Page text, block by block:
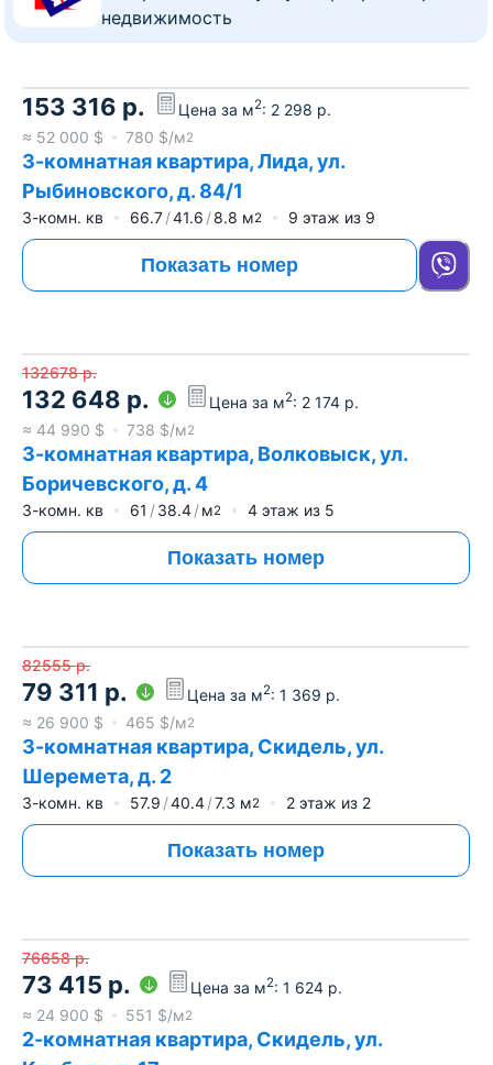
153 316 р. Цена за м2: 2 298 р.
≈ 52 000 $ 780 $/м2
3-комнатная квартира, Лида, ул.
Рыбиновского, д. 84/1
3-комн. кв 66.7 41.6 8.8 м2 9 этаж из 9
Показать номер
132678 р.
132 648 р. Цена за м2: 2 174 р.
≈ 44 990 $ 738 $/м2
3-комнатная квартира, Волковыск, ул.
Боричевского, д. 4
3-комн. кв 61 38.4 м2 4 этаж из 5
Показать номер
82555 р.
79 311 р. Цена за м2: 1 369 р.
≈ 26 900 $ 465 $/м2
3-комнатная квартира, Скидель, ул.
Шеремета, д. 2
3-комн. кв 57.9 40.4 7.3 м2 2 этаж из 2
Показать номер
76658 р.
73 415 р. Цена за м2: 1 624 р.
≈ 24 900 $ 551 $/м2
2-комнатная квартира, Скидель, ул.
недвижимость